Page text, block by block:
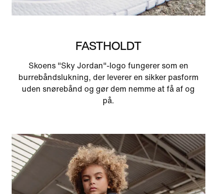
FASTHOLDT
Skoens "Sky Jordan"-logo fungerer som en
burrebåndslukning, der leverer en sikker pasform
uden snørebånd og gør dem nemme at få af og
på.